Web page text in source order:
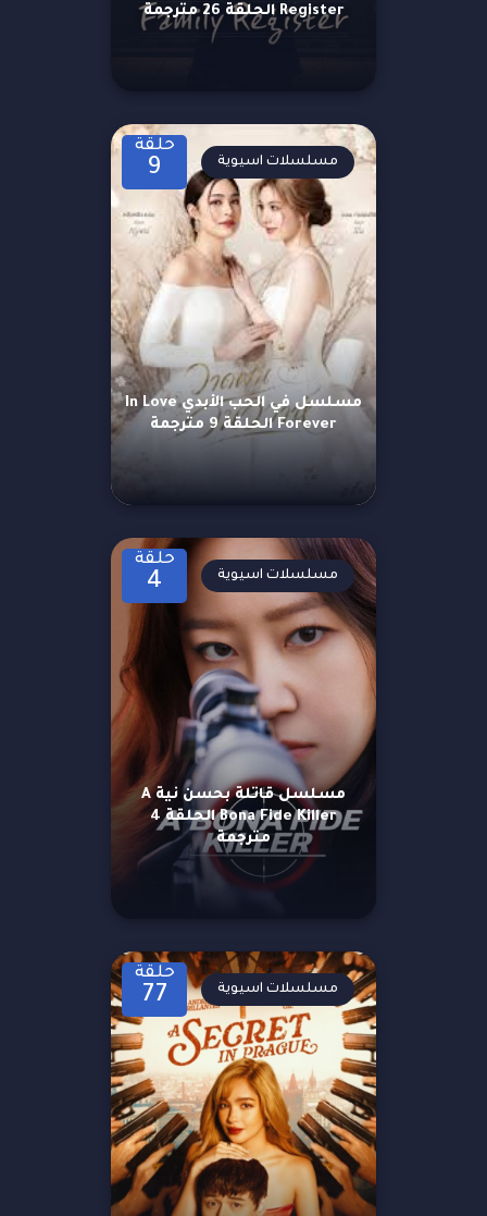
Register الحلقة 26 مترجمة
حلقة
9
مسلسل في الحب الأبدي In Love
Forever الحلقة 9 مترجمة
مسلسلات اسيوية
حلقة
4
مسلسل قاتلة بحسن نية A
Bona Fide Killer الحلقة 4
مترجمة
مسلسلات اسيوية
حلقة
77 مسلسلات اسيوية